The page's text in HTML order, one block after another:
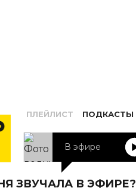
ПЛЕЙЛИСТ ПОДКАСТЫ
В эфире
ЗВУЧАЛА В ЭФИРЕ?